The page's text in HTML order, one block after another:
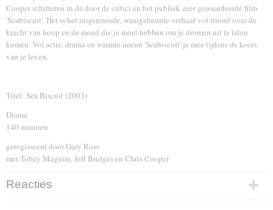
Cooper schitteren in de door de critici en het publiek zeer gewaardeerde film
'Seabiscuit'. Het is het inspirerende, waargebeurde verhaal vol triomf over de
kracht van hoop en de moed die je moet hebben om je dromen uit te laten
komen. Vol actie, drama en warmte neemt 'Seabiscuit' je mee tijdens de koers
van je leven.
Titel: Sea Biscuit (2003)
Drama
140 minuten
geregisseerd door Gary Ross
met Tobey Maguire, Jeff Bridges en Chris Cooper
Reacties